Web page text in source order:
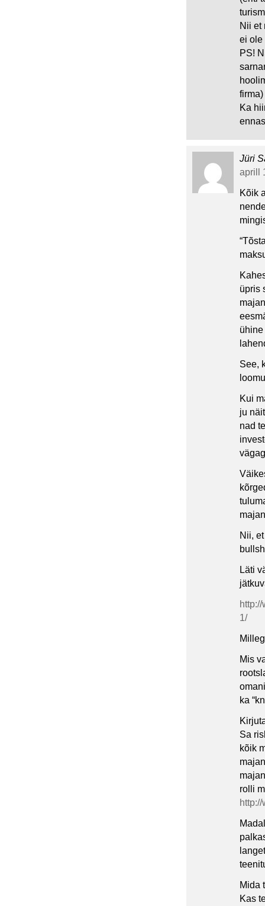
Nii et
ei ole
PS!
Ka
Jüri
aprill
Kõik
üpris
See,
Kui
ju
nad
Nii,
Läti
1/
Mis
ka
Sa
kõik
rolli
Mida
Kas